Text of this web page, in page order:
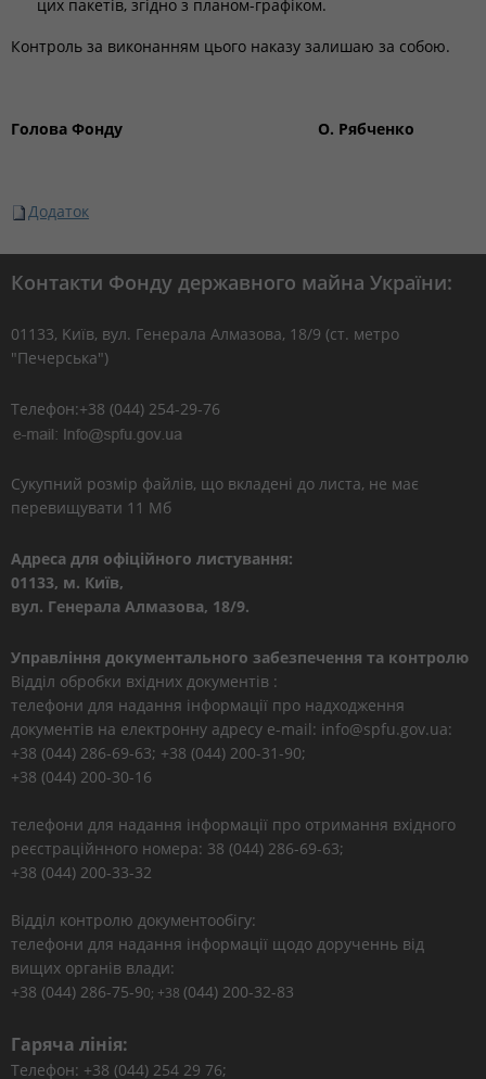
цих пакетів, згідно з планом-графіком.
Контроль за виконанням цього наказу залишаю за собою.
Голова Фонду О. Рябченко
Додаток
Контакти Фонду державного майна України:
01133, Kиїв, вул. Генерала Алмазова, 18/9 (ст. метро
"Печерська")
Телефон:+38 (044) 254-29-76
Сукупний розмір файлів, що вкладені до листа, не має
перевищувати 11 Мб
Адреса для офіційного листування:
01133, м. Київ,
вул. Генерала Алмазова, 18/9.
Управління документального забезпечення та контролю
Відділ обробки вхідних документів :
телефони для надання інформації про надходження
документів на електронну адресу e-mail: info@spfu.gov.ua:
+38 (044) 286-69-63; +38 (044) 200-31-90;
+38 (044) 200-30-16
телефони для надання інформації про отримання вхідного
реєстраційнного номера: 38 (044) 286-69-63;
+38 (044) 200-33-32
Відділ контролю документообігу:
телефони для надання інформації щодо дорученнь від
вищих органів влади:
+38 (044) 286-75-90; +38 (044) 200-32-83
Гаряча лінія:
Телефон: +38 (044) 254 29 76;